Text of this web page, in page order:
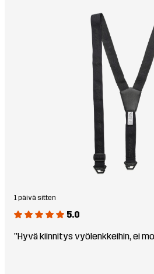
1 päivä sitten
5.0
"Hyvä kiinnitys vyölenkkeihin, ei